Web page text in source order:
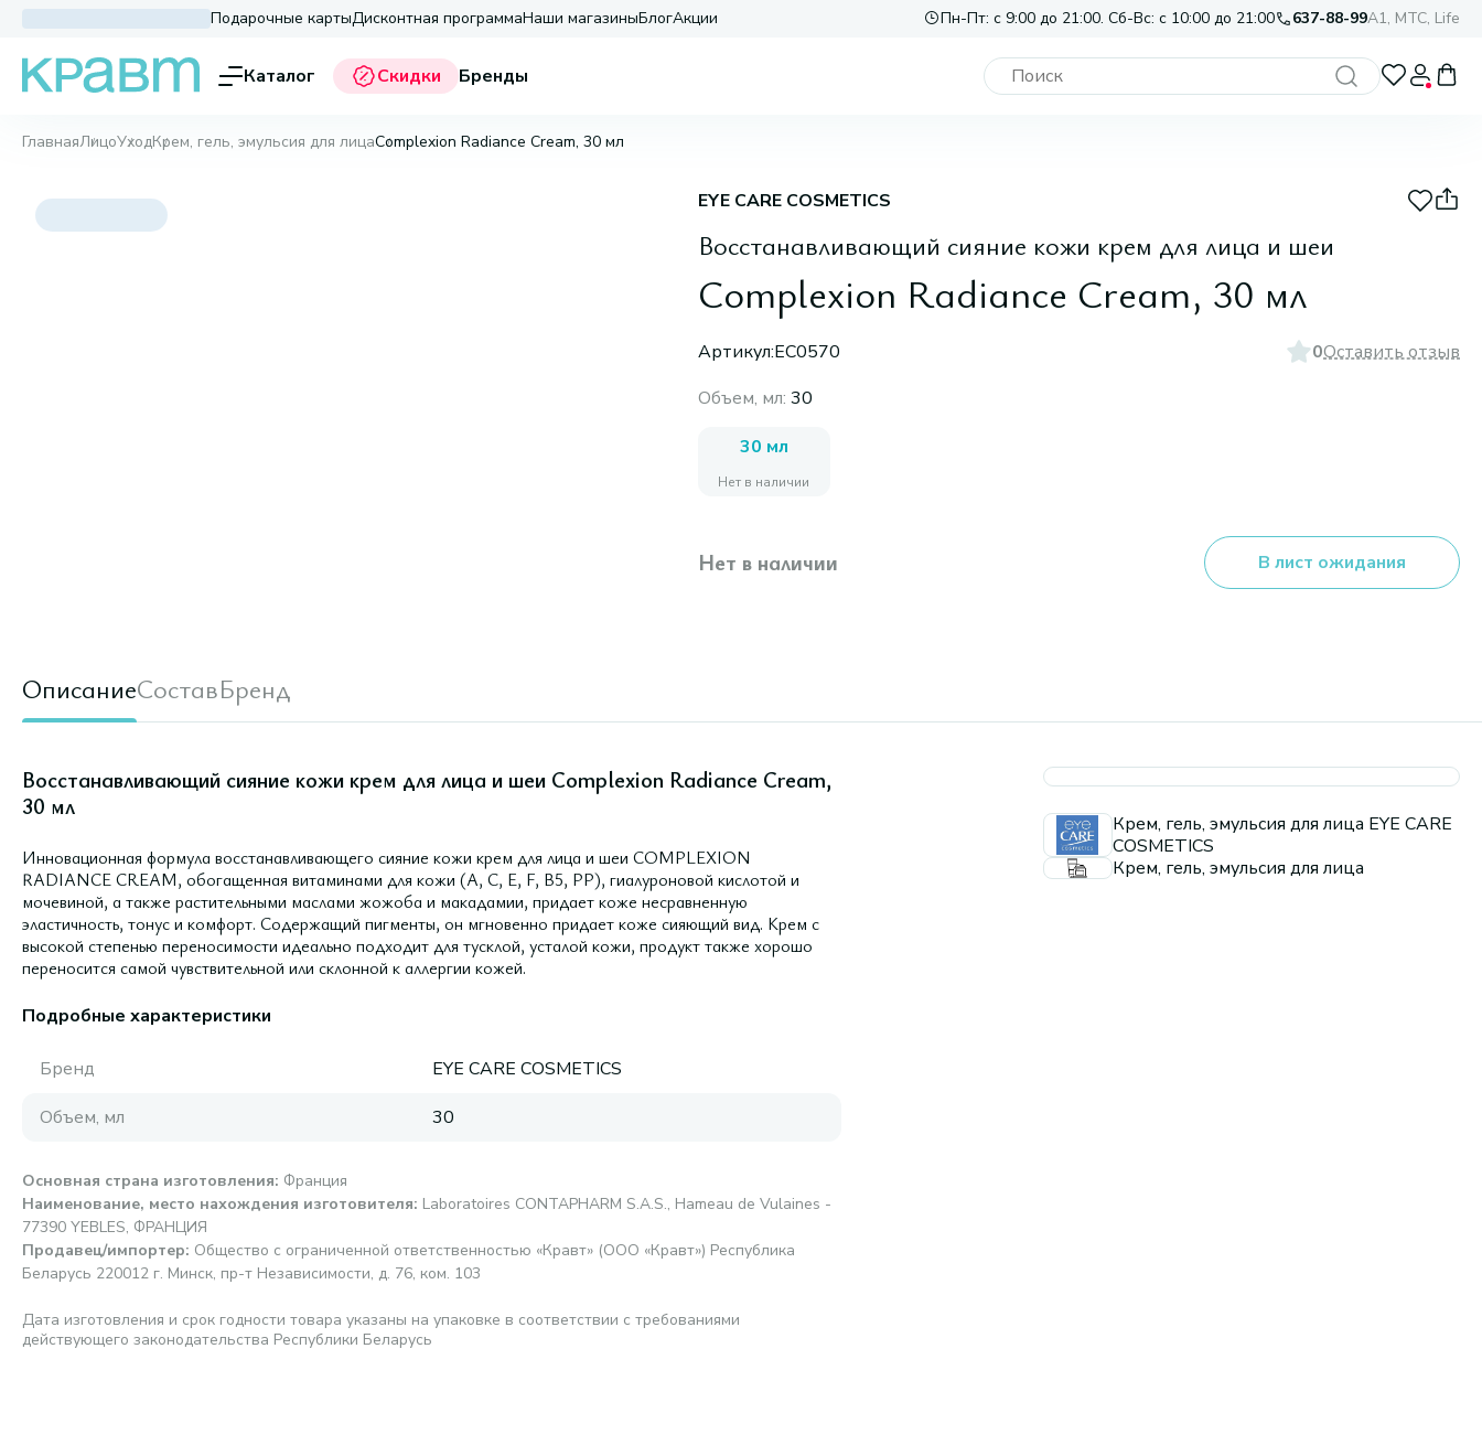
Подарочные картыДисконтная программаНаши магазиныБлогАкции Пн-Пт: с 9:00 до 21:00. Сб-Вс: с 10:00 до 21:00 637-88-99A1, МТС, Life
Каталог Скидки Бренды
ГлавнаяЛицоУходКрем, гель, эмульсия для лицаComplexion Radiance Cream, 30 мл
EYE CARE COSMETICS
Восстанавливающий сияние кожи крем для лица и шеи
Complexion Radiance Cream, 30 мл
Артикул:EC0570 0Оставить отзыв
Объем, мл: 30
30 мл
Нет в наличии
Нет в наличии В лист ожидания
ОписаниеСоставБренд
Восстанавливающий сияние кожи крем для лица и шеи Complexion Radiance Cream,
30 мл
Инновационная формула восстанавливающего сияние кожи крем для лица и шеи COMPLEXION
RADIANCE CREAM, обогащенная витаминами для кожи (A, C, E, F, B5, PP), гиалуроновой кислотой и
мочевиной, а также растительными маслами жожоба и макадамии, придает коже несравненную
эластичность, тонус и комфорт. Содержащий пигменты, он мгновенно придает коже сияющий вид. Крем с
высокой степенью переносимости идеально подходит для тусклой, усталой кожи, продукт также хорошо
переносится самой чувствительной или склонной к аллергии кожей.
Подробные характеристики
Бренд
EYE CARE COSMETICS
Объем, мл
30
Основная страна изготовления: Франция
Наименование, место нахождения изготовителя: Laboratoires CONTAPHARM S.A.S., Hameau de Vulaines -
77390 YEBLES, ФРАНЦИЯ
Продавец/импортер: Общество с ограниченной ответственностью «Кравт» (ООО «Кравт») Республика
Беларусь 220012 г. Минск, пр-т Независимости, д. 76, ком. 103
Дата изготовления и срок годности товара указаны на упаковке в соответствии с требованиями
действующего законодательства Республики Беларусь
Крем, гель, эмульсия для лица EYE CARE
COSMETICS
Крем, гель, эмульсия для лица